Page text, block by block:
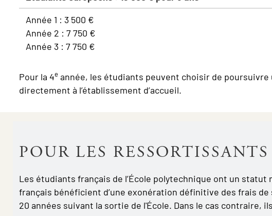
Année 1 : 3 500 €
Année 2 : 7 750 €
Année 3 : 7 750 €
Pour la 4e année, les étudiants peuvent choisir de poursuivre
directement à l’établissement d’accueil.
POUR LES
Les étudiants français de l’École polytechnique ont un
français bénéficient d’une exonération définitive des frais
20 années suivant la sortie de l'École. Dans le cas contraire,